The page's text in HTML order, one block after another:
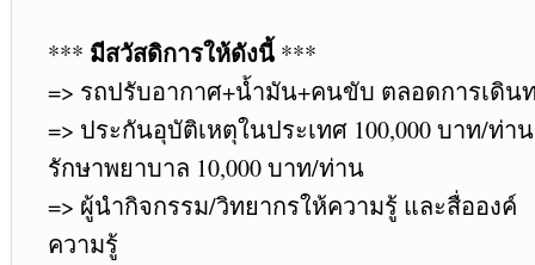
*** มีสวัสดิการให้ดังนี้***
=> รถปรับอากาศ+น้ำมัน+คนขับ ตลอดการเดิน
=> ประกันอุบัติเหตุในประเทศ 100,000 บาท/ท่า
รักษาพยาบาล 10,000 บาท/ท่าน
=> ผู้นำกิจกรรม/วิทยากรให้ความรู้ และสื่อองค์
ความรู้